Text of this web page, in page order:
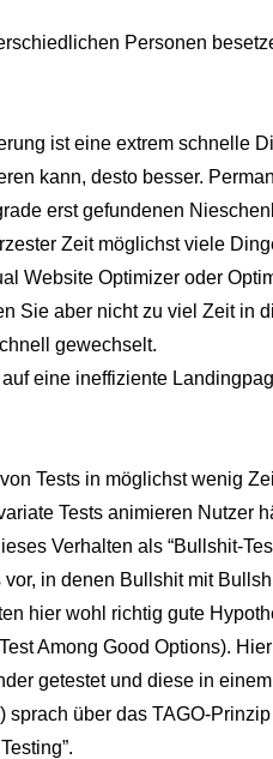
Personen
ist eine extrem schnelle
kann, desto besser.
erst gefundenen
Zeit möglichst viele
Website Optimizer oder
Sie aber nicht zu viel Zeit in
gewechselt.
eine ineffiziente
Tests in möglichst wenig
Tests animieren Nutzer
Verhalten als “Bullshit-
in denen Bullshit mit
hier wohl richtig gute
Among Good Options).
getestet und diese in
über das TAGO-